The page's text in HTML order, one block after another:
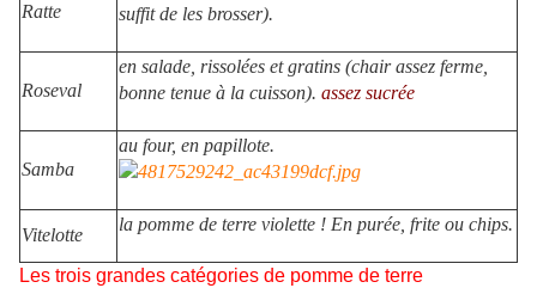
Ratte
suffit de les brosser).
Roseval
en salade, rissolées et gratins (chair assez ferme,
bonne tenue à la cuisson). assez sucrée
Samba
au four, en papillote.
Vitelotte
la pomme de terre violette ! En purée, frite ou chips.
Les trois grandes catégories de pomme de terre